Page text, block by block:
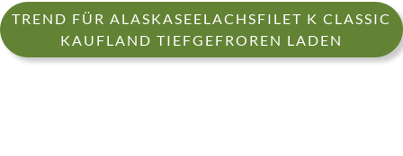
TREND FÜR ALASKASEELACHSFILET K CLASSIC
KAUFLAND TIEFGEFROREN LADEN